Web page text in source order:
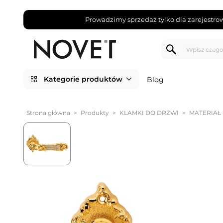
Prowadzimy sprzedaż tylko dla
Kategorie produktów Blog
Strona główna > Produkty > KLAMKI DO DRZWI >